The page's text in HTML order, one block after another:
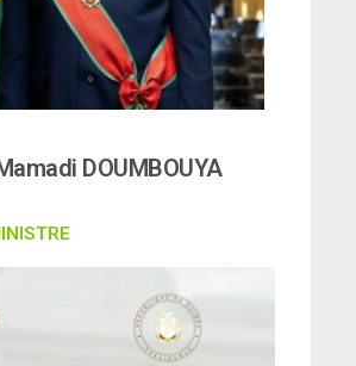
DOUMBOUYA